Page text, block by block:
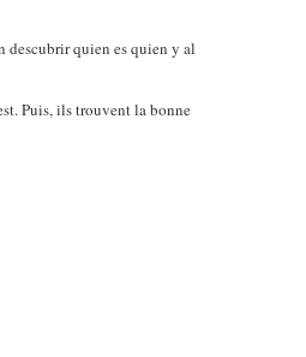
descubrir quien es quien y al
Puis, ils trouvent la bonne